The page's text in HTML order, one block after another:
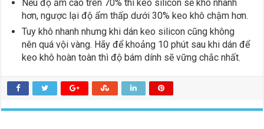
Nếu độ ẩm cao trên 70% thì keo silicon sẽ khô nhanh
hơn, ngược lại độ ẩm thấp dưới 30% keo khô chậm hơn.
Tuy khô nhanh nhưng khi dán keo silicon cũng không
nên quá vội vàng. Hãy để khoảng 10 phút sau khi dán để
keo khô hoàn toàn thì độ bám dính sẽ vững chắc nhất.